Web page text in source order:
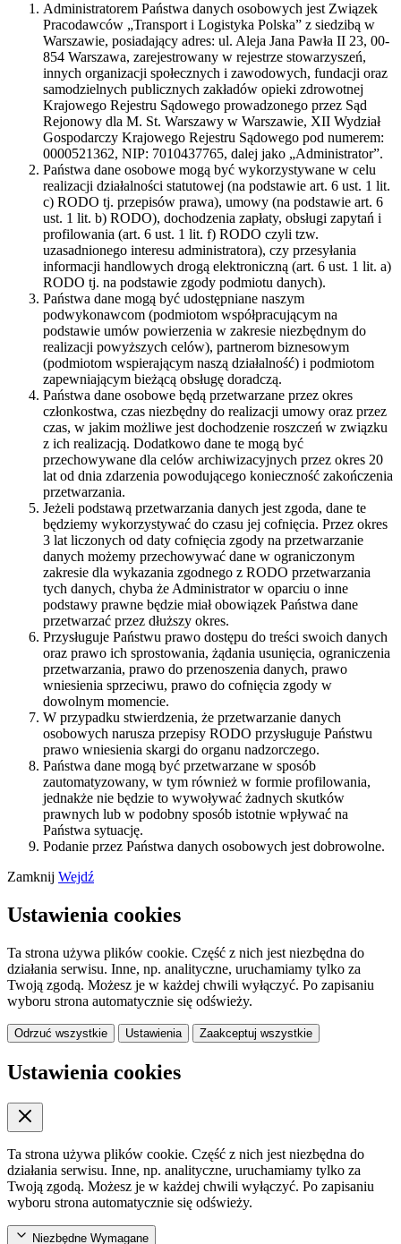
Administratorem Państwa danych osobowych jest Związek
Pracodawców „Transport i Logistyka Polska” z siedzibą w
Warszawie, posiadający adres: ul. Aleja Jana Pawła II 23, 00-
854 Warszawa, zarejestrowany w rejestrze stowarzyszeń,
innych organizacji społecznych i zawodowych, fundacji oraz
samodzielnych publicznych zakładów opieki zdrowotnej
Krajowego Rejestru Sądowego prowadzonego przez Sąd
Rejonowy dla M. St. Warszawy w Warszawie, XII Wydział
Gospodarczy Krajowego Rejestru Sądowego pod numerem:
0000521362, NIP: 7010437765, dalej jako „Administrator”.
Państwa dane osobowe mogą być wykorzystywane w celu
realizacji działalności statutowej (na podstawie art. 6 ust. 1 lit.
c) RODO tj. przepisów prawa), umowy (na podstawie art. 6
ust. 1 lit. b) RODO), dochodzenia zapłaty, obsługi zapytań i
profilowania (art. 6 ust. 1 lit. f) RODO czyli tzw.
uzasadnionego interesu administratora), czy przesyłania
informacji handlowych drogą elektroniczną (art. 6 ust. 1 lit. a)
RODO tj. na podstawie zgody podmiotu danych).
Państwa dane mogą być udostępniane naszym
podwykonawcom (podmiotom współpracującym na
podstawie umów powierzenia w zakresie niezbędnym do
realizacji powyższych celów), partnerom biznesowym
(podmiotom wspierającym naszą działalność) i podmiotom
zapewniającym bieżącą obsługę doradczą.
Państwa dane osobowe będą przetwarzane przez okres
członkostwa, czas niezbędny do realizacji umowy oraz przez
czas, w jakim możliwe jest dochodzenie roszczeń w związku
z ich realizacją. Dodatkowo dane te mogą być
przechowywane dla celów archiwizacyjnych przez okres 20
lat od dnia zdarzenia powodującego konieczność zakończenia
przetwarzania.
Jeżeli podstawą przetwarzania danych jest zgoda, dane te
będziemy wykorzystywać do czasu jej cofnięcia. Przez okres
3 lat liczonych od daty cofnięcia zgody na przetwarzanie
danych możemy przechowywać dane w ograniczonym
zakresie dla wykazania zgodnego z RODO przetwarzania
tych danych, chyba że Administrator w oparciu o inne
podstawy prawne będzie miał obowiązek Państwa dane
przetwarzać przez dłuższy okres.
Przysługuje Państwu prawo dostępu do treści swoich danych
oraz prawo ich sprostowania, żądania usunięcia, ograniczenia
przetwarzania, prawo do przenoszenia danych, prawo
wniesienia sprzeciwu, prawo do cofnięcia zgody w
dowolnym momencie.
W przypadku stwierdzenia, że przetwarzanie danych
osobowych narusza przepisy RODO przysługuje Państwu
prawo wniesienia skargi do organu nadzorczego.
Państwa dane mogą być przetwarzane w sposób
zautomatyzowany, w tym również w formie profilowania,
jednakże nie będzie to wywoływać żadnych skutków
prawnych lub w podobny sposób istotnie wpływać na
Państwa sytuację.
Podanie przez Państwa danych osobowych jest dobrowolne.
Zamknij Wejdź
Ustawienia cookies
Ta strona używa plików cookie. Część z nich jest niezbędna do
działania serwisu. Inne, np. analityczne, uruchamiamy tylko za
Twoją zgodą. Możesz je w każdej chwili wyłączyć. Po zapisaniu
wyboru strona automatycznie się odświeży.
Odrzuć wszystkie Ustawienia Zaakceptuj wszystkie
Ustawienia cookies
Ta strona używa plików cookie. Część z nich jest niezbędna do
działania serwisu. Inne, np. analityczne, uruchamiamy tylko za
Twoją zgodą. Możesz je w każdej chwili wyłączyć. Po zapisaniu
wyboru strona automatycznie się odświeży.
Niezbędne Wymagane